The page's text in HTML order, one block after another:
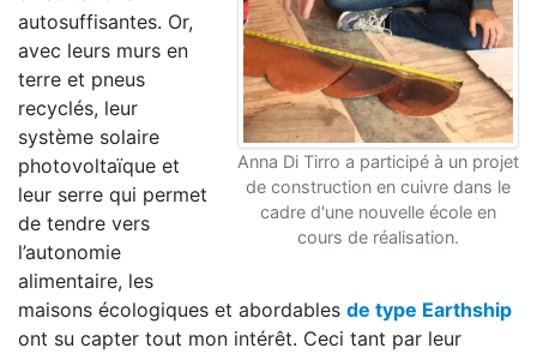
Anna Di Tirro a participé à un projet
de construction en cuivre dans le
cadre d'une nouvelle école en
cours de réalisation.
autosuffisantes. Or,
avec leurs murs en
terre et pneus
recyclés, leur
système solaire
photovoltaïque et
leur serre qui permet
de tendre vers
l’autonomie
alimentaire, les
maisons écologiques et abordables de type Earthship
ont su capter tout mon intérêt. Ceci tant par leur